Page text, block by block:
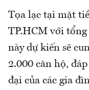
Tọa lạc tại mặt
TP.HCM với
này dự kiến sẽ
2.000 căn hộ,
đại của các gia